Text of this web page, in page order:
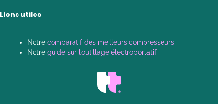
Liens utiles
Notre comparatif des meilleurs compresseurs
Notre guide sur l’outillage électroportatif